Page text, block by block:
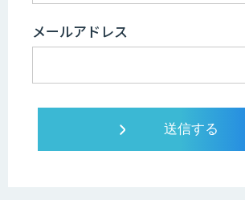
メールアドレス